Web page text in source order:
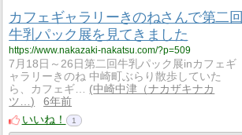
カフェギャラリーきのねさんで第二回
牛乳パック展を見てきました
https://www.nakazaki-nakatsu.com/?p=509
7月18日～26日第二回牛乳パック展inカフェギ
ャラリーきのね 中崎町ぶらり散歩していた
ら、カフェギ…
中崎中津（ナカザキナカ
ツ…
6年前
いいね！
1